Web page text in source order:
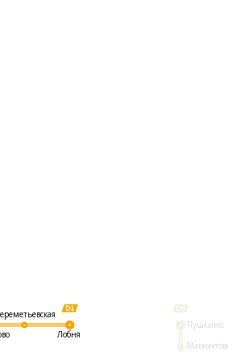
Пушкино
Лобня